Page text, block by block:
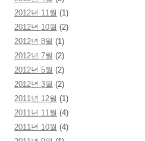
2012년 11월 (1)
2012년 10월 (2)
2012년 8월 (1)
2012년 7월 (2)
2012년 5월 (2)
2012년 3월 (2)
2011년 12월 (1)
2011년 11월 (4)
2011년 10월 (4)